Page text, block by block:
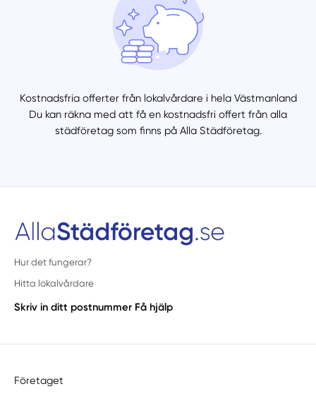
Kostnadsfria offerter från lokalvårdare i hela Västmanland
Du kan räkna med att få en kostnadsfri offert från alla
städföretag som finns på Alla Städföretag.
Hur det fungerar?
Hitta lokalvårdare
Skriv in ditt postnummer Få hjälp
Företaget